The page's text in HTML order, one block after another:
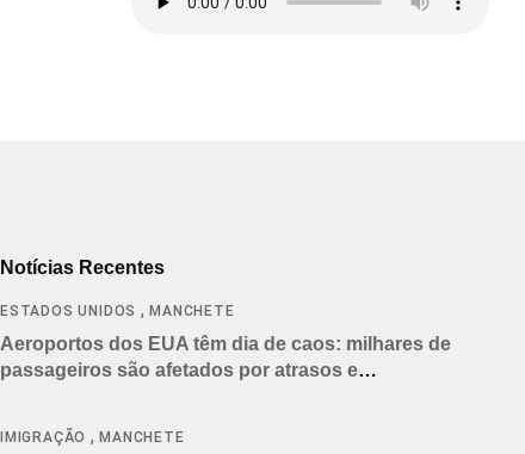
Notícias Recentes
ESTADOS UNIDOS ,MANCHETE
Aeroportos dos EUA têm dia de caos: milhares de
passageiros são afetados por atrasos e
IMIGRAÇÃO ,MANCHETE